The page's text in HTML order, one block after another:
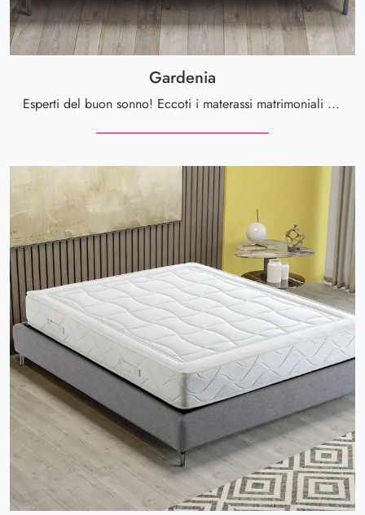
Gardenia
Esperti del buon sonno! Eccoti i materassi matrimoniali hybrid di Altaflex: clicca e scopri di più sul modello Gardenia.